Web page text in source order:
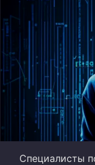
Специалисты